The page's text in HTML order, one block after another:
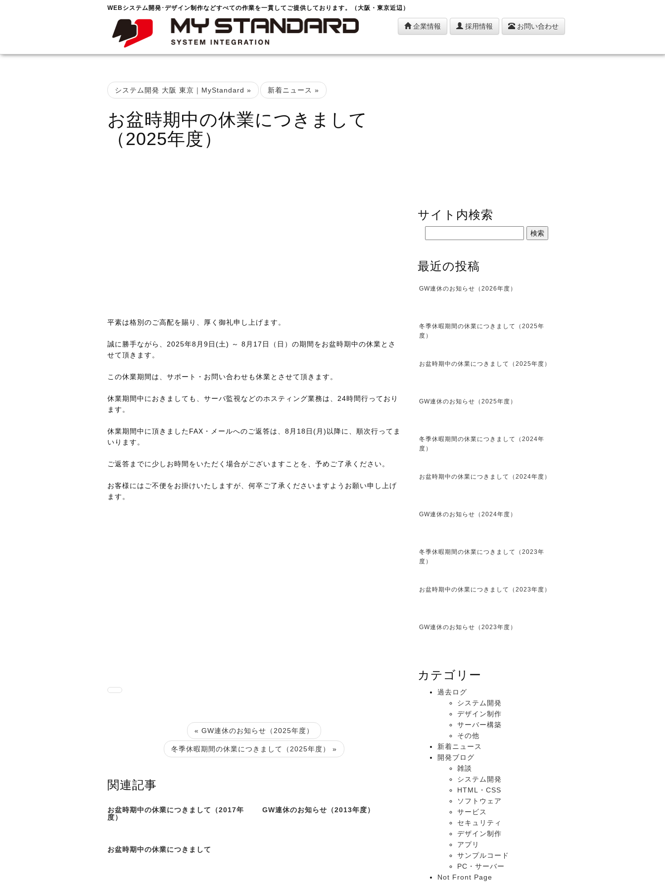
WEBシステム開発･デザイン制作などすべての作業を一貫してご提供しております。（大阪・東京近辺）
企業情報 採用情報 お問い合わせ
システム開発 大阪 東京｜MyStandard » 新着ニュース »
お盆時期中の休業につきまして
（2025年度）
平素は格別のご高配を賜り、厚く御礼申し上げます。
誠に勝手ながら、2025年8月9日(土) ～ 8月17日（日）の期間をお盆時期中の休業とさ
せて頂きます。
この休業期間は、サポート・お問い合わせも休業とさせて頂きます。
休業期間中におきましても、サーバ監視などのホスティング業務は、24時間行っており
ます。
休業期間中に頂きましたFAX・メールへのご返答は、8月18日(月)以降に、順次行ってま
いります。
ご返答までに少しお時間をいただく場合がございますことを、予めご了承ください。
お客様にはご不便をお掛けいたしますが、何卒ご了承くださいますようお願い申し上げ
ます。
« GW連休のお知らせ（2025年度）
冬季休暇期間の休業につきまして（2025年度） »
関連記事
お盆時期中の休業につきまして（2017年
度）
GW連休のお知らせ（2013年度）
お盆時期中の休業につきまして
サイト内検索
最近の投稿
GW連休のお知らせ（2026年度）
冬季休暇期間の休業につきまして（2025年
度）
お盆時期中の休業につきまして（2025年度）
GW連休のお知らせ（2025年度）
冬季休暇期間の休業につきまして（2024年
度）
お盆時期中の休業につきまして（2024年度）
GW連休のお知らせ（2024年度）
冬季休暇期間の休業につきまして（2023年
度）
お盆時期中の休業につきまして（2023年度）
GW連休のお知らせ（2023年度）
カテゴリー
過去ログ
システム開発
デザイン制作
サーバー構築
その他
新着ニュース
開発ブログ
雑談
システム開発
HTML・CSS
ソフトウェア
サービス
セキュリティ
デザイン制作
アプリ
サンプルコード
PC・サーバー
Not Front Page